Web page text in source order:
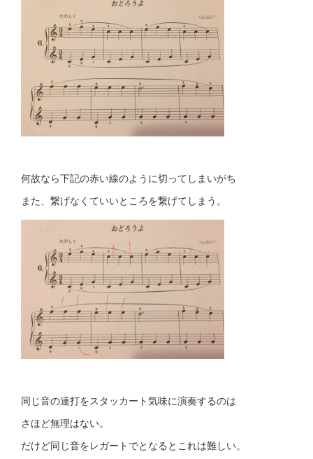
何故なら下記の赤い線のように切ってしまいがち
また、繋げなくていいところを繋げてしまう。
同じ音の連打をスタッカート気味に演奏するのは
さほど無理はない。
だけど同じ音をレガートでとなるとこれは難しい。